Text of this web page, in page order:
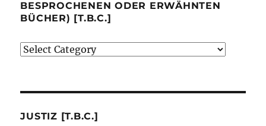
BESPROCHENEN ODER ERWÄHNTEN
BÜCHER) [T.B.C.]
Verlage
besprochenen
JUSTIZ [T.B.C.]